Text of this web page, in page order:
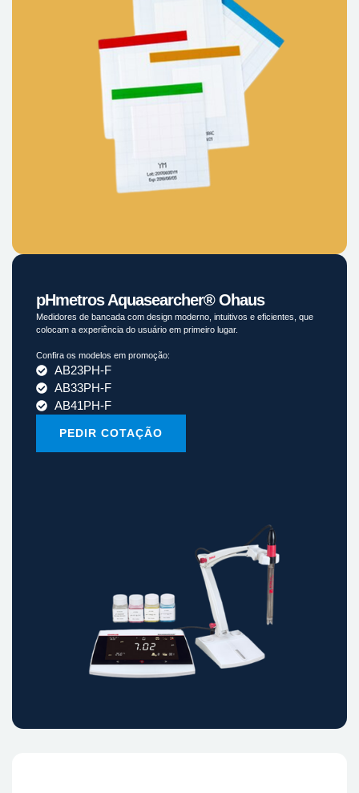
pHmetros Aquasearcher® Ohaus
Medidores de bancada com design moderno, intuitivos e eficientes, que
colocam a experiência do usuário em primeiro lugar.
Confira os modelos em promoção:
AB23PH-F
AB33PH-F
AB41PH-F
PEDIR COTAÇÃO